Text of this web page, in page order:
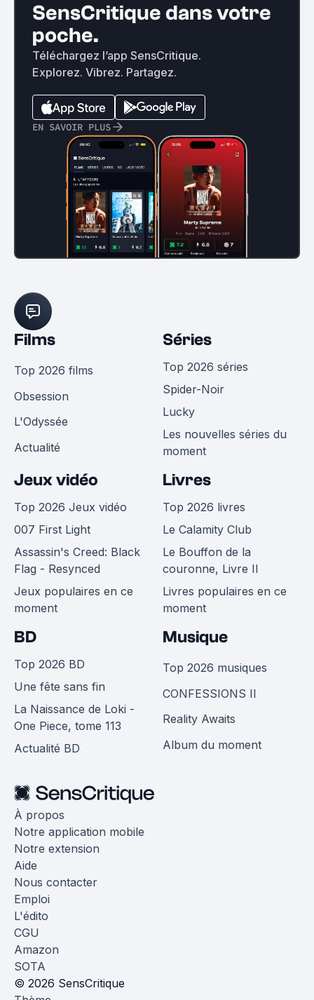
SensCritique dans votre
poche.
Téléchargez l’app SensCritique.
Explorez. Vibrez. Partagez.
EN SAVOIR PLUS
Films
Top 2026 films
Obsession
L'Odyssée
Actualité
Séries
Top 2026 séries
Spider-Noir
Lucky
Les nouvelles séries du
moment
Jeux vidéo
Top 2026 Jeux vidéo
007 First Light
Assassin's Creed: Black
Flag - Resynced
Jeux populaires en ce
moment
Livres
Top 2026 livres
Le Calamity Club
Le Bouffon de la
couronne, Livre II
Livres populaires en ce
moment
BD
Top 2026 BD
Une fête sans fin
La Naissance de Loki -
One Piece, tome 113
Actualité BD
Musique
Top 2026 musiques
CONFESSIONS II
Reality Awaits
Album du moment
À propos
Notre application mobile
Notre extension
Aide
Nous contacter
Emploi
L'édito
CGU
Amazon
SOTA
© 2026 SensCritique